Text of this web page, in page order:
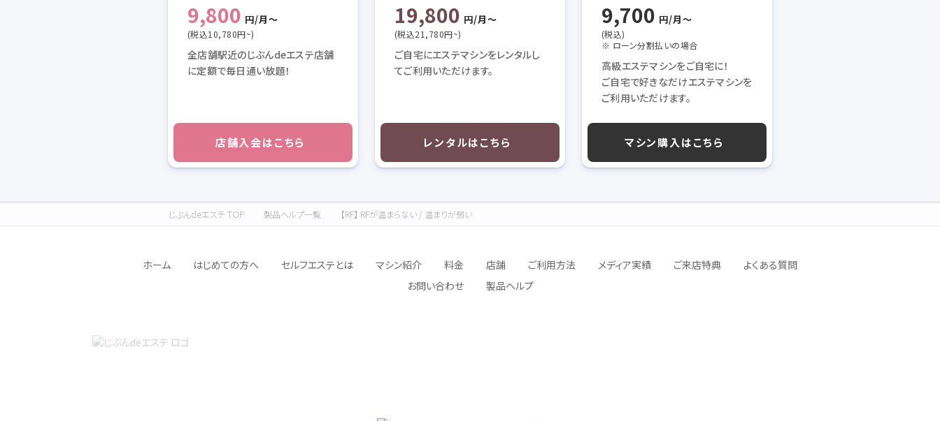
9,800 円/月〜
(税込10,780円~)
全店舗駅近のじぶんdeエステ店舗
に定額で毎日通い放題！
店舗入会はこちら
19,800 円/月〜
(税込21,780円~)
ご自宅にエステマシンをレンタルし
てご利用いただけます。
レンタルはこちら
9,700 円/月〜
(税込)
※ ローン分割払いの場合
高級エステマシンをご自宅に！
ご自宅で好きなだけエステマシンを
ご利用いただけます。
マシン購入はこちら
じぶんdeエステ TOP 製品ヘルプ一覧 【RF】 RFが温まらない / 温まりが弱い
ホーム はじめての方へ セルフエステとは マシン紹介 料金 店舗 ご利用方法 メディア実績 ご来店特典
よくある質問
お問い合わせ
製品ヘルプ